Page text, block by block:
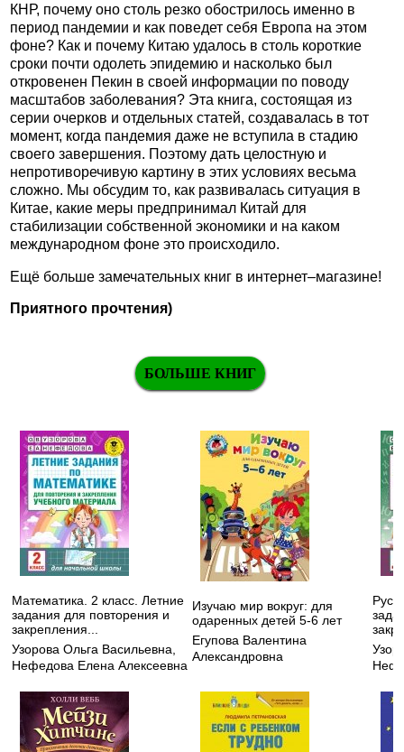
КНР, почему оно столь резко обострилось именно в
период пандемии и как поведет себя Европа на этом
фоне? Как и почему Китаю удалось в столь короткие
сроки почти одолеть эпидемию и насколько был
откровенен Пекин в своей информации по поводу
масштабов заболевания? Эта книга, состоящая из
серии очерков и отдельных статей, создавалась в тот
момент, когда пандемия даже не вступила в стадию
своего завершения. Поэтому дать целостную и
непротиворечивую картину в этих условиях весьма
сложно. Мы обсудим то, как развивалась ситуация в
Китае, какие меры предпринимал Китай для
стабилизации собственной экономики и на каком
международном фоне это происходило.
Ещё больше замечательных книг в интернет–магазине!
Приятного прочтения)
БОЛЬШЕ КНИГ
Математика. 2 класс. Летние
задания для повторения и
закрепления...
Узорова Ольга Васильевна,
Нефедова Елена Алексеевна
Изучаю мир вокруг: для
одаренных детей 5-6 лет
Егупова Валентина
Александровна